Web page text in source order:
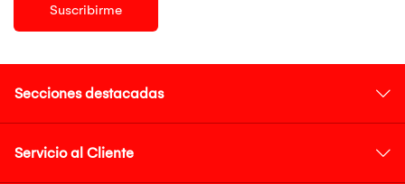
Suscribirme
Secciones destacadas
Servicio al Cliente